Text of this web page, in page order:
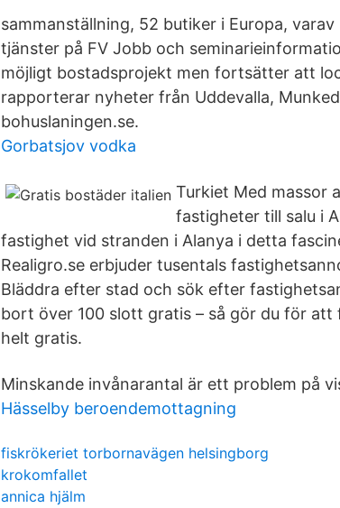
sammanställning, 52 butiker i Europa,
tjänster på FV Jobb och
möjligt bostadsprojekt men fortsätter att
rapporterar nyheter från Uddevalla,
bohuslaningen.se.
Gorbatsjov vodka
Turkiet Med massor
fastigheter till salu i
fastighet vid stranden i Alanya i detta
Realigro.se erbjuder tusentals
Bläddra efter stad och sök efter
bort över 100 slott gratis – så gör du för
helt gratis.
Minskande invånarantal är ett problem på
Hässelby beroendemottagning
fiskrökeriet torbornavägen helsingborg
krokomfallet
annica hjälm